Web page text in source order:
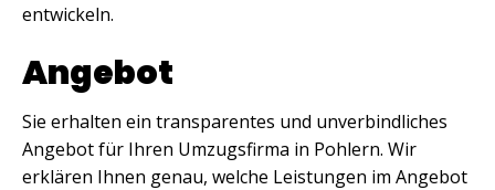
entwickeln.
Angebot
Sie erhalten ein transparentes und unverbindliches
Angebot für Ihren Umzugsfirma in Pohlern. Wir
erklären Ihnen genau, welche Leistungen im Angebot